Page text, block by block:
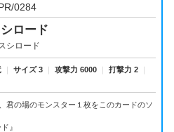
0284
ロード
シロード
｜ サイズ 3 ｜ 攻撃力 6000 ｜ 打撃力 2
｜
君の場のモンスター１枚をこのカードのソ
』